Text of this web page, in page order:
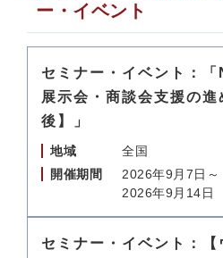
ー・イベント
セミナー・イベント：
展示会・商談会支援の
後】」
地域
全国
開催期間
2026年9月7日～
2026年9月14日
セミナー・イベント：